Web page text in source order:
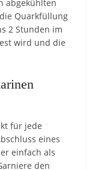
abgekühlten
Quarkfüllung
2 Stunden im
wird und die
für jede
eines
einfach als
den